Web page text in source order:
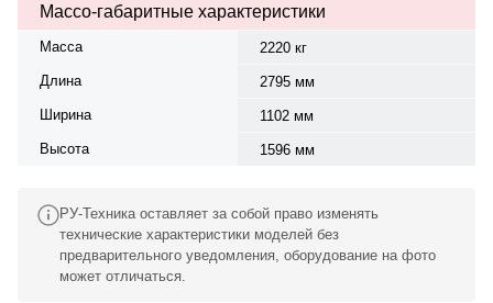
Массо-габаритные характеристики
Масса
2220 кг
Длина
2795 мм
Ширина
1102 мм
Высота
1596 мм
РУ-Техника оставляет за собой право изменять
технические характеристики моделей без
предварительного уведомления, оборудование на фото
может отличаться.